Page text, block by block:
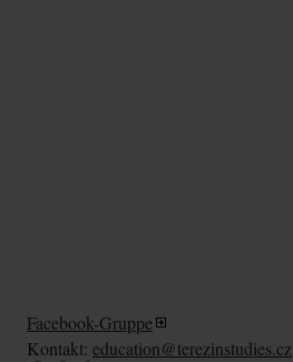
Facebook-Gruppe
Kontakt: education@terezinstudies.cz